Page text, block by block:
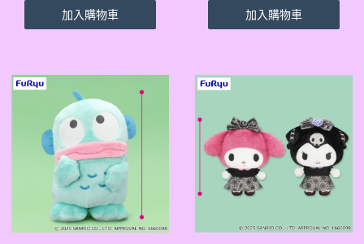
加入購物車 加入購物車